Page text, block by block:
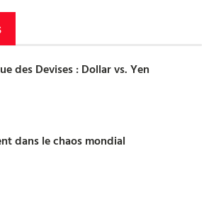
des Devises : Dollar vs. Yen
dans le chaos mondial